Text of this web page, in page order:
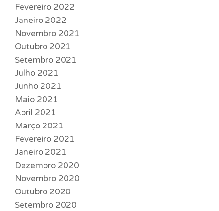
Fevereiro 2022
Janeiro 2022
Novembro 2021
Outubro 2021
Setembro 2021
Julho 2021
Junho 2021
Maio 2021
Abril 2021
Março 2021
Fevereiro 2021
Janeiro 2021
Dezembro 2020
Novembro 2020
Outubro 2020
Setembro 2020